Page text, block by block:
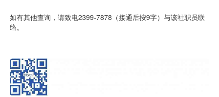
如有其他查询，请致电2399-7878（接通后按9字）与该社职员联
络。